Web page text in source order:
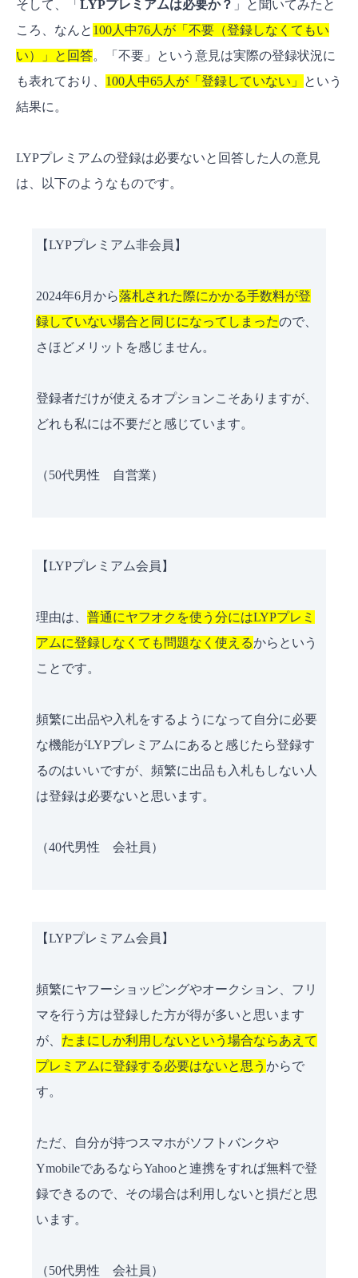
そして、「 LYPプレミアムは必要か？ 」と聞いてみたと
ころ、なんと 100人中76人が「不要（登録しなくてもい
い）」と回答。「不要」という意見は実際の登録状況に
も表れており、 100人中65人が「登録していない」
という
結果に。
LYPプレミアムの登録は必要ないと回答した人の意見
は、以下のようなものです。
【LYPプレミアム非会員】
2024年6月から落札された際にかかる手数料が登
録していない場合と同じになってしまったので、
さほどメリットを感じません。
登録者だけが使えるオプションこそありますが、
どれも私には不要だと感じています。
（50代男性 自営業）
【LYPプレミアム会員】
理由は、普通にヤフオクを使う分にはLYPプレミ
アムに登録しなくても問題なく使えるからという
ことです。
頻繁に出品や入札をするようになって自分に必要
な機能がLYPプレミアムにあると感じたら登録す
るのはいいですが、頻繁に出品も入札もしない人
は登録は必要ないと思います。
（40代男性 会社員）
【LYPプレミアム会員】
頻繁にヤフーショッピングやオークション、フリ
マを行う方は登録した方が得が多いと思います
が、 たまにしか利用しないという場合ならあえて
プレミアムに登録する必要はないと思うからで
す。
ただ、自分が持つスマホがソフトバンクや
YmobileであるならYahooと連携をすれば無料で登
録できるので、その場合は利用しないと損だと思
います。
（50代男性 会社員）